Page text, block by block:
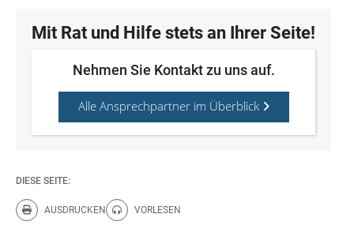
Mit Rat und Hilfe stets an Ihrer Seite!
Nehmen Sie Kontakt zu uns auf.
Alle Ansprechpartner im Überblick
DIESE SEITE:
AUSDRUCKEN
Diese Seite drucken.
VORLESEN
Diese Seite vorlesen.